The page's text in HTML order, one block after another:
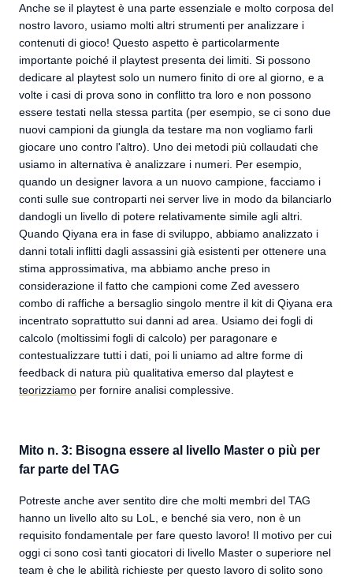
Anche se il playtest è una parte essenziale e molto corposa del
nostro lavoro, usiamo molti altri strumenti per analizzare i
contenuti di gioco! Questo aspetto è particolarmente
importante poiché il playtest presenta dei limiti. Si possono
dedicare al playtest solo un numero finito di ore al giorno, e a
volte i casi di prova sono in conflitto tra loro e non possono
essere testati nella stessa partita (per esempio, se ci sono due
nuovi campioni da giungla da testare ma non vogliamo farli
giocare uno contro l'altro). Uno dei metodi più collaudati che
usiamo in alternativa è analizzare i numeri. Per esempio,
quando un designer lavora a un nuovo campione, facciamo i
conti sulle sue controparti nei server live in modo da bilanciarlo
dandogli un livello di potere relativamente simile agli altri.
Quando Qiyana era in fase di sviluppo, abbiamo analizzato i
danni totali inflitti dagli assassini già esistenti per ottenere una
stima approssimativa, ma abbiamo anche preso in
considerazione il fatto che campioni come Zed avessero
combo di raffiche a bersaglio singolo mentre il kit di Qiyana era
incentrato soprattutto sui danni ad area. Usiamo dei fogli di
calcolo (moltissimi fogli di calcolo) per paragonare e
contestualizzare tutti i dati, poi li uniamo ad altre forme di
feedback di natura più qualitativa emerso dal playtest e
teorizziamo per fornire analisi complessive.
Mito n. 3: Bisogna essere al livello Master o più per
far parte del TAG
Potreste anche aver sentito dire che molti membri del TAG
hanno un livello alto su LoL, e benché sia vero, non è un
requisito fondamentale per fare questo lavoro! Il motivo per cui
oggi ci sono così tanti giocatori di livello Master o superiore nel
team è che le abilità richieste per questo lavoro di solito sono